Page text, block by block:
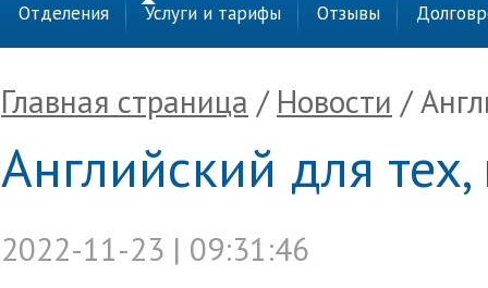
Отделения
Услуги и тарифы Отзывы
Главная страница / Новости /
Английский для
2022-11-23 | 09:31:46